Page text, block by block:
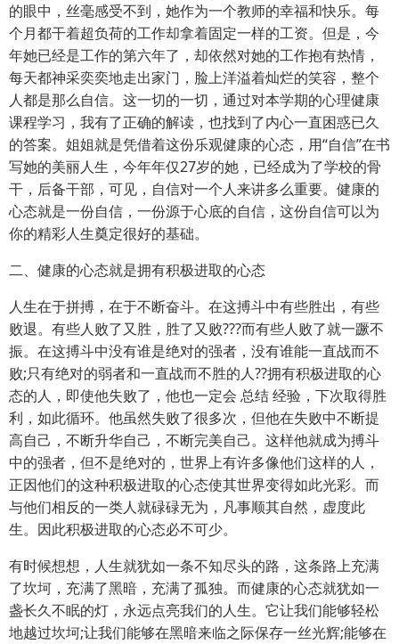
的眼中，丝毫感受不到，她作为一个教师的幸福和快乐。每
个月都干着超负荷的工作却拿着固定一样的工资。但是，今
年她已经是工作的第六年了，却依然对她的工作抱有热情，
每天都神采奕奕地走出家门，脸上洋溢着灿烂的笑容，整个
人都是那么自信。这一切的一切，通过对本学期的心理健康
课程学习，我有了正确的解读，也找到了内心一直困惑已久
的答案。姐姐就是凭借着这份乐观健康的心态，用“自信”在书
写她的美丽人生，今年年仅27岁的她，已经成为了学校的骨
干，后备干部，可见，自信对一个人来讲多么重要。健康的
心态就是一份自信，一份源于心底的自信，这份自信可以为
你的精彩人生奠定很好的基础。
二、健康的心态就是拥有积极进取的心态
人生在于拼搏，在于不断奋斗。在这搏斗中有些胜出，有些
败退。有些人败了又胜，胜了又败???而有些人败了就一蹶不
振。在这搏斗中没有谁是绝对的强者，没有谁能一直战而不
败;只有绝对的弱者和一直战而不胜的人??拥有积极进取的心
态的人，即使他失败了，他也一定会 总结 经验，下次取得胜
利，如此循环。他虽然失败了很多次，但他在失败中不断提
高自己，不断升华自己，不断完美自己。这样他就成为搏斗
中的强者，但不是绝对的，世界上有许多像他们这样的人，
正因他们的这种积极进取的心态使其世界变得如此光彩。而
与他们相反的一类人就碌碌无为，凡事顺其自然，虚度此
生。因此积极进取的心态必不可少。
有时候想想，人生就犹如一条不知尽头的路，这条路上充满
了坎坷，充满了黑暗，充满了孤独。而健康的心态就犹如一
盏长久不眠的灯，永远点亮我们的人生。它让我们能够轻松
地越过坎坷;让我们能够在黑暗来临之际保存一丝光辉;能够在